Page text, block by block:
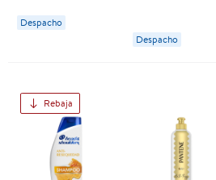
Despacho
Despacho
Rebaja